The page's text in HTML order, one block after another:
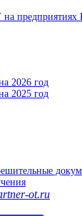
на
2026 год
2025 год
ot.ru